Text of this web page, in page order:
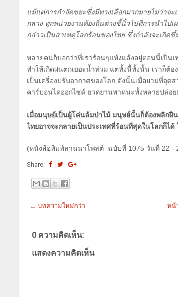
แม้แต่การกำจัดขยะซึ่งมีทางเลือกมากมายไม่ว่าจ
กลาง ทุกหน่วยงานท้องถิ่นต่างชี้นิ้วไปที่การนำไปเ
กล่าวเป็นสาเหตุโลกร้อนของไทย ซึ่งกำลังจะเกิดขึ้
หลายคนก็บอกว่าที่เราร้อนๆแห้งแล้งอยู่ตอนนี้เป็น
ทำให้เกิดฝนตกเยอะน้ำท่วม แต่ทั้งนี้ทั้งนั้น เราก็ต้
เป็นเครื่องปรับอากาศของโลก ดังนั้นเมื่อยามที่อุ
คาร์บอนไดออกไซด์ ยวดยานพาหนะทั้งหลายปล่
เมื่อมนุษย์เป็นผู้โค่นล้มป่าไม้ มนุษย์นั้นก็ต้องพลิกฝื
ไทยอาจจะกลายเป็นประเทศที่ร้อนที่สุดในโลกก็ได้
(หนังสือพิมพ์ลานนาโพสต์ ฉบับที่ 1075 วันที่ 22 -
Share:
← บทความใหม่กว่า หน้
0 ความคิดเห็น:
แสดงความคิดเห็น